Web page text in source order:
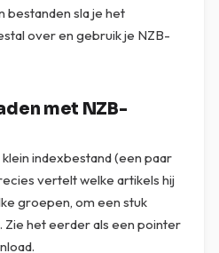
bestanden sla je het
over en gebruik je NZB-
met NZB-
indexbestand (een paar
vertelt welke artikels hij
groepen, om een stuk
het eerder als een pointer